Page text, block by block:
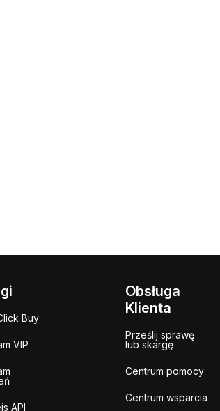
Buy
VIP
API
Obsługa
Klienta
Prześlij sprawę
lub skargę
Centrum pomocy
Centrum wsparcia